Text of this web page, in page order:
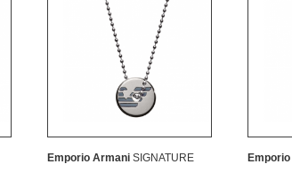
Emporio Armani SIGNATURE